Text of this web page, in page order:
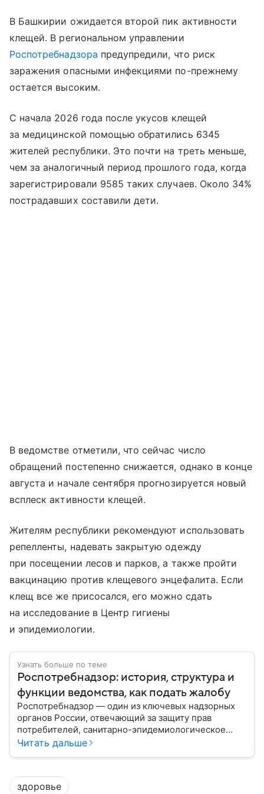
В Башкирии ожидается второй пик активности
клещей. В региональном управлении
Роспотребнадзора предупредили, что риск
заражения опасными инфекциями по-прежнему
остается высоким.
С начала 2026 года после укусов клещей
за медицинской помощью обратились 6345
жителей республики. Это почти на треть меньше,
чем за аналогичный период прошлого года, когда
зарегистрировали 9585 таких случаев. Около 34%
пострадавших составили дети.
В ведомстве отметили, что сейчас число
обращений постепенно снижается, однако в конце
августа и начале сентября прогнозируется новый
всплеск активности клещей.
Жителям республики рекомендуют использовать
репелленты, надевать закрытую одежду
при посещении лесов и парков, а также пройти
вакцинацию против клещевого энцефалита. Если
клещ все же присосался, его можно сдать
на исследование в Центр гигиены
и эпидемиологии.
Узнать больше по теме
Роспотребнадзор: история, структура и
функции ведомства, как подать жалобу
Роспотребнадзор — один из ключевых надзорных
органов России, отвечающий за защиту прав
потребителей, санитарно-эпидемиологическое
благополучие населения и контроль соблюдения
руководит им сегодня.
Читать дальше
здоровье